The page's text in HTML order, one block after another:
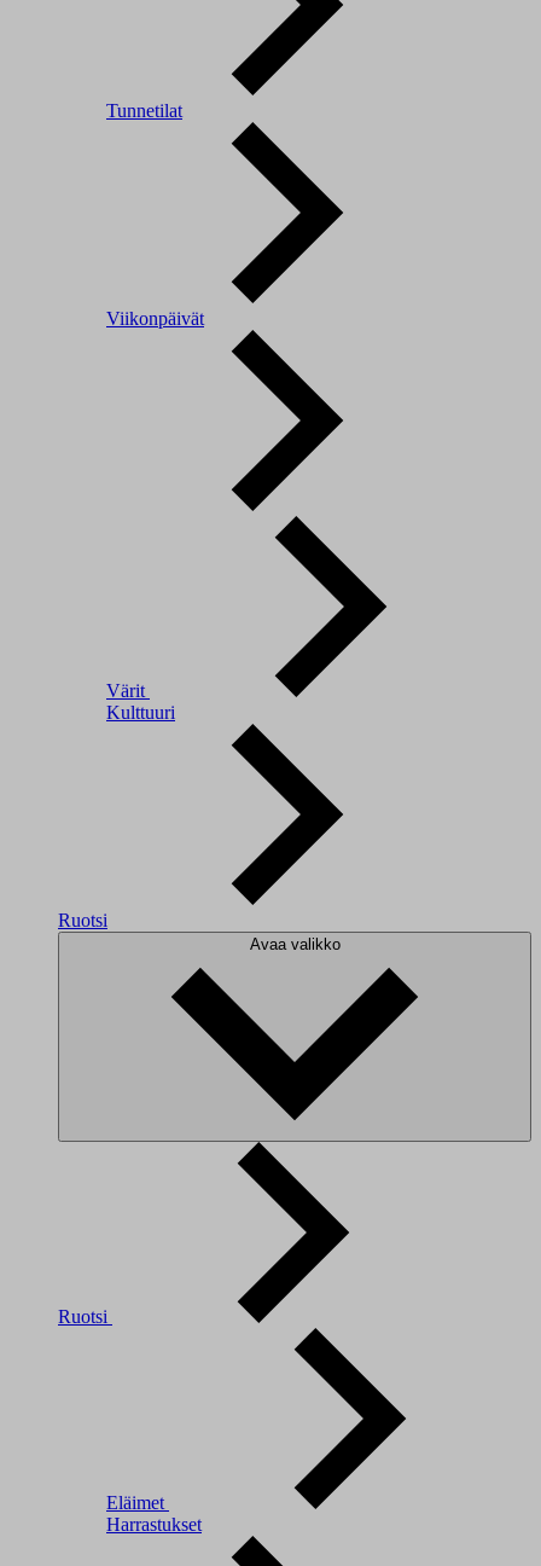
Tunnetilat
Viikonpäivät
Värit
Kulttuuri
Ruotsi
Avaa valikko
Ruotsi
Eläimet
Harrastukset